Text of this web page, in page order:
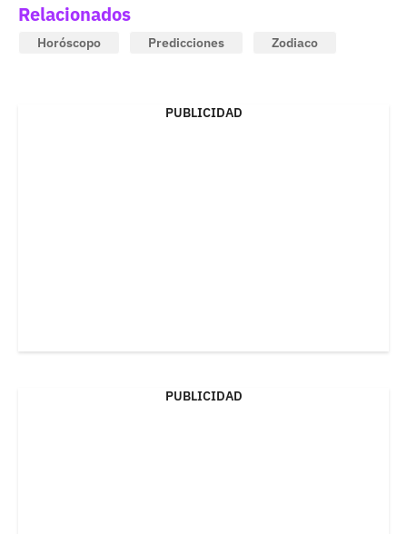
Relacionados
Horóscopo Predicciones Zodiaco
PUBLICIDAD
PUBLICIDAD